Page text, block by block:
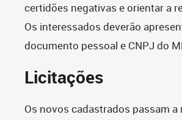
certidões negativas e orientar a
Os interessados deverão
documento pessoal e CNPJ do
Licitações
Os novos cadastrados passam a